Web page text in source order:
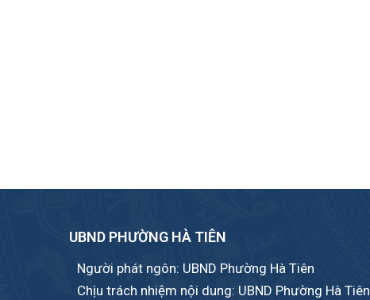
UBND PHƯỜNG HÀ TIÊN
Người phát ngôn: UBND Phường Hà Tiên
Chịu trách nhiệm nội dung: UBND Phường Hà Tiên